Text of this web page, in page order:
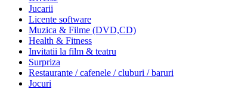
Jucarii
Licente software
Muzica & Filme (DVD,CD)
Health & Fitness
Invitatii la film & teatru
Surpriza
Restaurante / cafenele / cluburi / baruri
Jocuri